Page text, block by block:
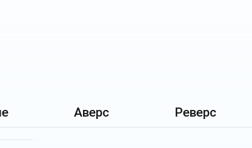
Аверс Реверс